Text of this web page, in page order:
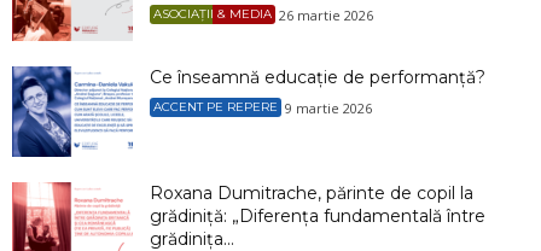
ASOCIAȚII & MEDIA 26 martie 2026
Ce înseamnă educație de performanță?
ACCENT PE REPERE 9 martie 2026
Roxana Dumitrache, părinte de copil la
grădiniță: „Diferența fundamentală între
grădinița...